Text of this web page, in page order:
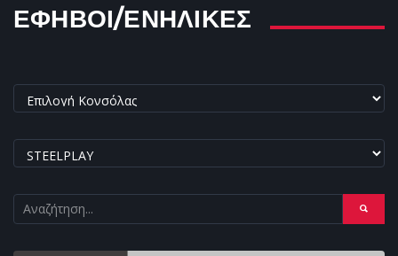
ΕΦΗΒΟΙ/ΕΝΗΛΙΚΕΣ